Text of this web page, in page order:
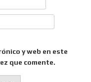
y web en este
que comente.